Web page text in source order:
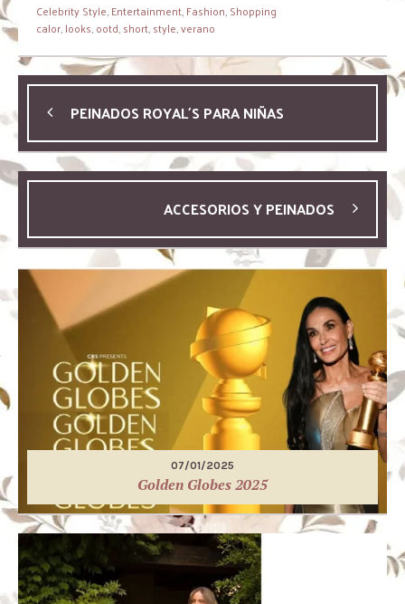
Celebrity Style,Entertainment,Fashion,Shopping
calor,looks,ootd,short,style,verano
PEINADOS ROYAL´S PARA NIÑAS
ACCESORIOS Y PEINADOS
07/01/2025
Golden Globes 2025